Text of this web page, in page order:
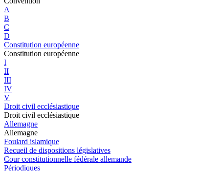
A
B
C
D
Constitution européenne
Constitution européenne
I
II
III
IV
V
Droit civil ecclésiastique
Droit civil ecclésiastique
Allemagne
Allemagne
Foulard islamique
Recueil de dispositions législatives
Cour constitutionnelle fédérale allemande
Périodiques